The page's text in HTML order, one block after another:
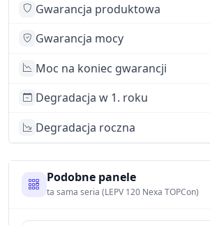
Gwarancja produktowa
Gwarancja mocy
Moc na koniec gwarancji
Degradacja w 1. roku
Degradacja roczna
Podobne panele
ta sama seria (LEPV 120 Nexa TOPCon)